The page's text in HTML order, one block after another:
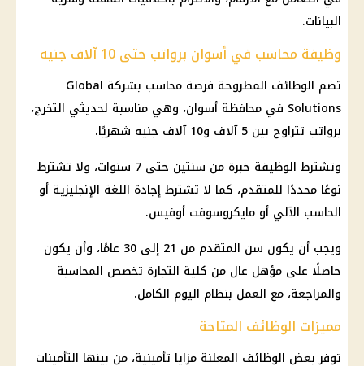
البيانات.
وظيفة محاسب في أسوان برواتب حتى 10 آلاف جنيه
تضم الوظائف
المطروحة فرصة محاسب بشركة Global
Solutions في محافظة أسوان، وهي مناسبة لحديثي التخرج،
برواتب تتراوح بين 5 آلاف و10 آلاف جنيه شهريًا.
وتشترط الوظيفة خبرة من سنتين حتى 7 سنوات، ولا تشترط
نوعًا محددًا للمتقدم، كما لا تشترط إجادة اللغة الإنجليزية أو
الحاسب الآلي أو مايكروسوفت أوفيس.
ويجب أن يكون سن المتقدم من 21 إلى 30 عامًا، وأن يكون
حاصلًا على مؤهل عال من كلية التجارة تخصص المحاسبة
والمراجعة، مع العمل بنظام اليوم الكامل.
مميزات الوظائف المتاحة
توفر بعض الوظائف المعلنة مزايا تأمينية، من بينها التأمينات